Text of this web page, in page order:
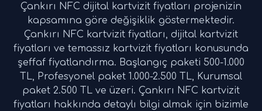
Çankırı NFC dijital kartvizit fiyatları projenizin
kapsamına göre değişiklik göstermektedir.
Çankırı NFC kartvizit fiyatları, dijital kartvizit
fiyatları ve temassız kartvizit fiyatları konusunda
şeffaf fiyatlandırma. Başlangıç paketi 500-1.000
TL, Profesyonel paket 1.000-2.500 TL, Kurumsal
paket 2.500 TL ve üzeri. Çankırı NFC kartvizit
fiyatları hakkında detaylı bilgi almak için bizimle